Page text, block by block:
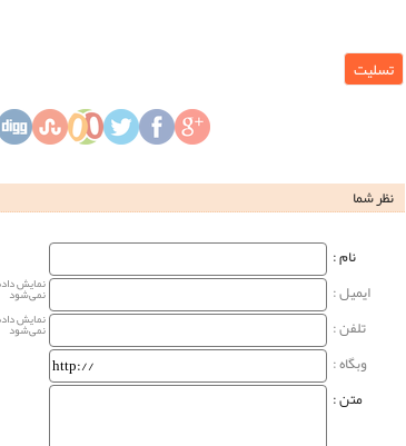
تسلیت
نظر شما
نام‌ :
ایمیل :
نمایش
نمی‌شود
تلفن : نمایش
نمی‌شود
وبگاه‌ :
متن :